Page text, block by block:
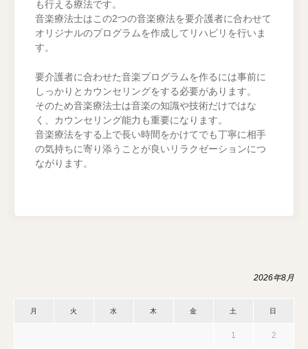
も行える療法です。
音楽療法士はこの2つの音楽療法を要介護者に合わせて
オリジナルのプログラムを作成してリハビリを行いま
す。
要介護者に合わせた音楽プログラムを作るには事前に
しっかりとカウンセリングをする必要があります。
そのため音楽療法士は音楽の知識や技術だけではな
く、カウンセリング能力も重要になります。
音楽療法をする上で長い時間をかけてでも丁寧に相手
の気持ちに寄り添うことが良いリラクゼーションにつ
ながります。
2026年8月
月 火 水 木 金 土 日
1 2